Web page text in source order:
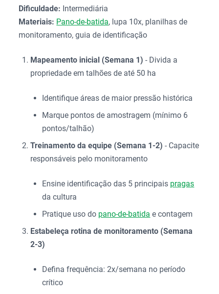
Dificuldade: Intermediária
Materiais: Pano-de-batida, lupa 10x, planilhas de
monitoramento, guia de identificação
Mapeamento inicial (Semana 1) - Divida a
propriedade em talhões de até 50 ha
Identifique áreas de maior pressão histórica
Marque pontos de amostragem (mínimo 6
pontos/talhão)
Treinamento da equipe (Semana 1-2) - Capacite
responsáveis pelo monitoramento
Ensine identificação das 5 principais pragas
da cultura
Pratique uso do pano-de-batida e contagem
Estabeleça rotina de monitoramento (Semana
2-3)
Defina frequência: 2x/semana no período
crítico